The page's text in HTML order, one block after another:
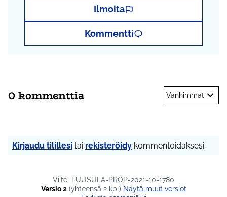
Ilmoita
Kommentti
0 kommenttia Vanhimmat
Kirjaudu tilillesi tai rekisteröidy kommentoidaksesi.
Viite: TUUSULA-PROP-2021-10-1780
Versio 2(yhteensä 2 kpl)
näytä muut versiot